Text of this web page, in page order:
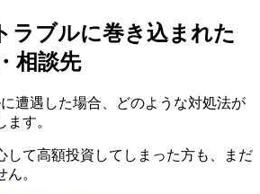
ラブルに巻き込まれた
相談先
遭遇した場合、どのような対処法が
す。
して高額投資してしまった方も、まだ
。